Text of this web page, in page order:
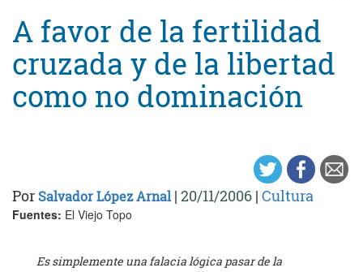
A favor de la fertilidad
cruzada y de la libertad
como no dominación
Por Salvador López Arnal| 20/11/2006 | Cultura
Fuentes: El Viejo Topo
Es simplemente una falacia lógica pasar de la